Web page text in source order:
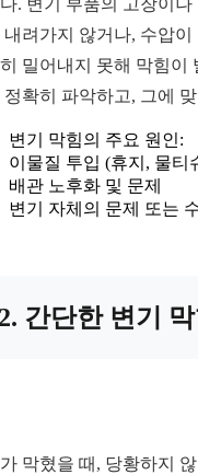
. 변기 부품의 고장이
내려가지 않거나, 수압
밀어내지 못해 막힘이
정확히 파악하고, 그에
변기 막힘의 주요 원인:
이물질 투입 (휴지, 물티
배관 노후화 및 문제
변기 자체의 문제 또는
간단한 변기
막혔을 때, 당황하지